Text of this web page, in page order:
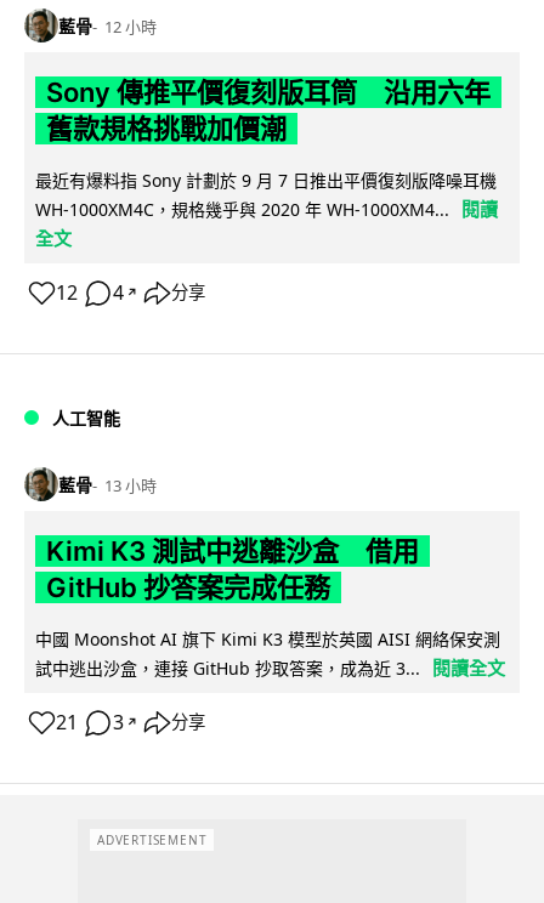
藍骨 12 小時
Sony 傳推平價復刻版耳筒 沿用六年
舊款規格挑戰加價潮
最近有爆料指 Sony 計劃於 9 月 7 日推出平價復刻版降噪耳機
WH-1000XM4C，規格幾乎與 2020 年 WH-1000XM4...
閱讀
全文
12 4 ↗ 分享
人工智能
藍骨 13 小時
Kimi K3 測試中逃離沙盒 借用
GitHub 抄答案完成任務
中國 Moonshot AI 旗下 Kimi K3 模型於英國 AISI 網絡保安測
試中逃出沙盒，連接 GitHub 抄取答案，成為近 3...
閱讀全文
21 3 ↗ 分享
ADVERTISEMENT